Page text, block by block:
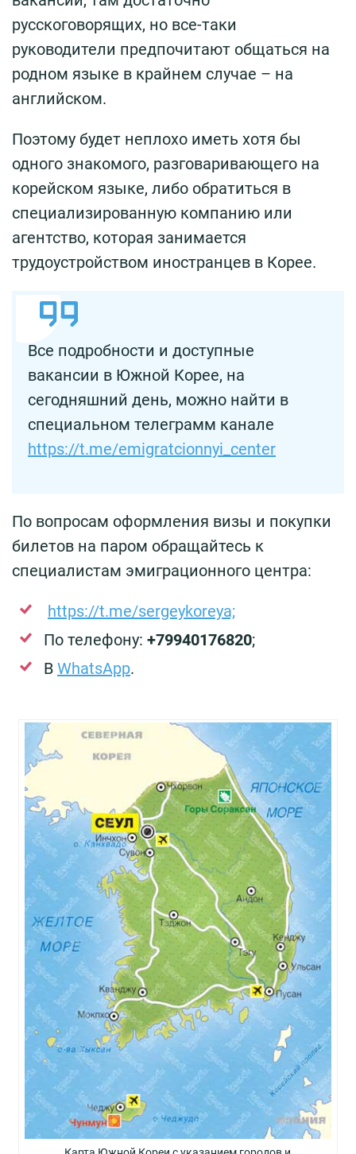
русскоговорящих, но все-таки
руководители предпочитают общаться на
родном языке в крайнем случае – на
английском.
Поэтому будет неплохо иметь хотя бы
одного знакомого, разговаривающего на
корейском языке, либо обратиться в
специализированную компанию или
агентство, которая занимается
трудоустройством иностранцев в Корее.
Все подробности и доступные
вакансии в Южной Корее, на
сегодняшний день, можно найти в
специальном телеграмм канале
https://t.me/emigratcionnyi_center
По вопросам оформления визы и покупки
билетов на паром обращайтесь к
специалистам эмиграционного центра:
https://t.me/sergeykoreya;
По телефону: +79940176820;
В WhatsApp.